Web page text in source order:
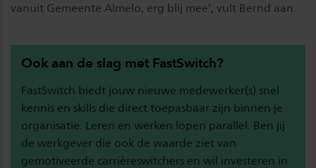
vanuit Gemeente Almelo, erg blij mee', vult Bernd aan.
Ook aan de slag met FastSwitch?
FastSwitch biedt jouw nieuwe medewerker(s) snel
kennis en skills die direct toepasbaar zijn binnen je
organisatie. Leren en werken lopen parallel. Ben jij
de werkgever die ook de waarde ziet van
gemotiveerde carrièreswitchers en wil investeren in